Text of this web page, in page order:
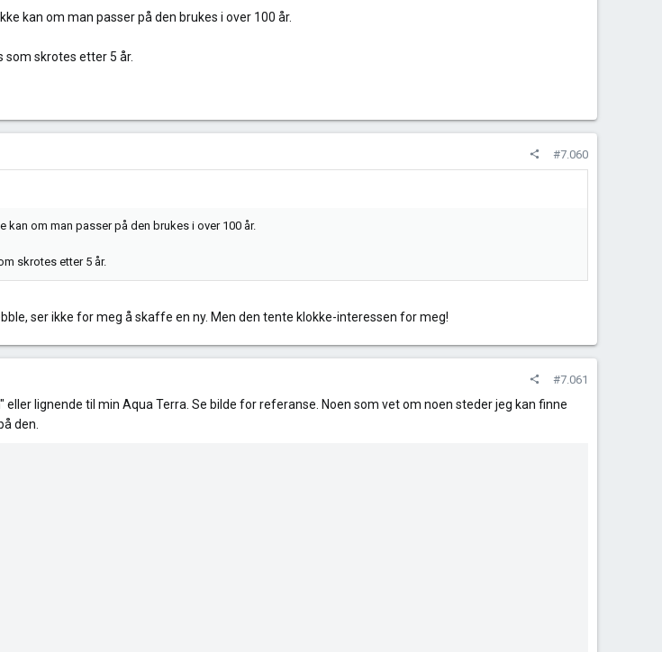
kan om man passer på den brukes i over 100 år.
som skrotes etter 5 år.
#7.060
om man passer på den brukes i over 100 år.
skrotes etter 5 år.
ser ikke for meg å skaffe en ny. Men den tente klokke-interessen for meg!
#7.061
lignende til min Aqua Terra. Se bilde for referanse. Noen som vet om noen steder jeg kan finne
den.